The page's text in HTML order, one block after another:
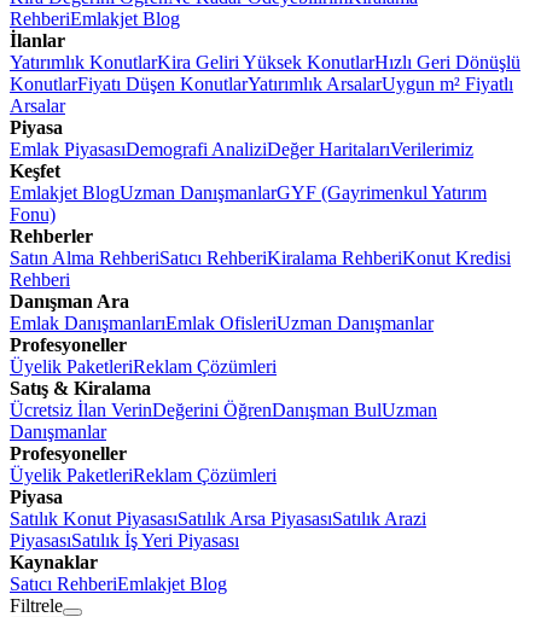
RehberiEmlakjet Blog
İlanlar
Yatırımlık KonutlarKira Geliri Yüksek KonutlarHızlı Geri Dönüşlü
KonutlarFiyatı Düşen KonutlarYatırımlık ArsalarUygun m² Fiyatlı
Arsalar
Piyasa
Emlak PiyasasıDemografi AnaliziDeğer HaritalarıVerilerimiz
Keşfet
Emlakjet BlogUzman DanışmanlarGYF (Gayrimenkul Yatırım
Fonu)
Rehberler
Satın Alma RehberiSatıcı RehberiKiralama RehberiKonut Kredisi
Rehberi
Danışman Ara
Emlak DanışmanlarıEmlak OfisleriUzman Danışmanlar
Profesyoneller
Üyelik PaketleriReklam Çözümleri
Satış & Kiralama
Ücretsiz İlan VerinDeğerini ÖğrenDanışman BulUzman
Danışmanlar
Profesyoneller
Üyelik PaketleriReklam Çözümleri
Piyasa
Satılık Konut PiyasasıSatılık Arsa PiyasasıSatılık Arazi
PiyasasıSatılık İş Yeri Piyasası
Kaynaklar
Satıcı RehberiEmlakjet Blog
Filtrele